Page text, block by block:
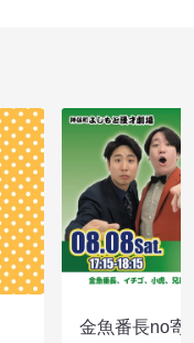
金魚番長no寄